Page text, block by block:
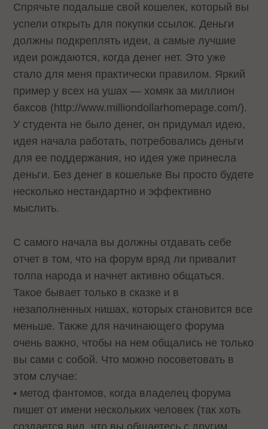
Спрячьте подальше свой кошелек, который вы
успели открыть для покупки ссылок. Деньги
должны подкреплять идеи, а самые лучшие
идеи рождаются, когда денег нет. Это уже
стало для меня практически правилом. Яркий
пример у всех на ушах — хомяк за миллион
баксов (http://www.milliondollarhomepage.com/).
У студента не было денег, он придумал идею,
идея начала работать, потребовались деньги
для ее поддержания, но идея уже принесла
деньги. Без денег в кошельке Вы просто будете
несколько нестандартно и эффективно
мыслить.
С самого начала вы должны отдавать себе
отчет в том, что на форум вряд ли привалит
толпа народа и начнет активно общаться.
Такое бывает только в сказке и в
незаполненных нишах, которых становится все
меньше. Также для начинающего форума
очень важно, чтобы на нем общались не только
вы сами с собой. Что можно посоветовать в
этом случае:
• метод фантомов, когда владелец форума
пишет от имени нескольких человек (так хоть